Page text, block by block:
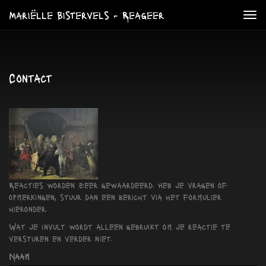
Mariëlle Bistervels - Reageer
Contact
Reacties worden zeer gewaardeerd. Heb je vragen of
opmerkingen, stuur dan een bericht via het formulier
hieronder.
Wat je invult wordt alleen gebruikt om je reactie te
versturen en verder niet.
Naam